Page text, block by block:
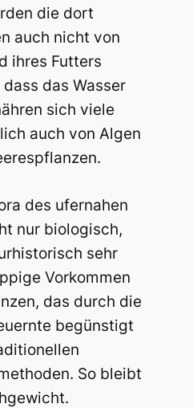
die dort
auch nicht von
ihres Futters
das Wasser
sich viele
auch von Algen
des ufernahen
nur biologisch,
sehr
Vorkommen
das durch die
begünstigt
So bleibt